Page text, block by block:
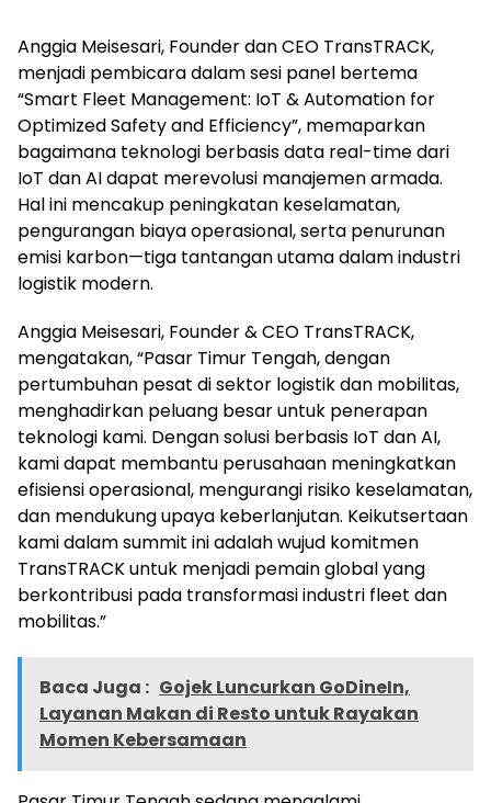
Anggia Meisesari, Founder dan CEO TransTRACK,
menjadi pembicara dalam sesi panel bertema
“Smart Fleet Management: IoT & Automation for
Optimized Safety and Efficiency”, memaparkan
bagaimana teknologi berbasis data real-time dari
IoT dan AI dapat merevolusi manajemen armada.
Hal ini mencakup peningkatan keselamatan,
pengurangan biaya operasional, serta penurunan
emisi karbon—tiga tantangan utama dalam industri
logistik modern.
Anggia Meisesari, Founder & CEO TransTRACK,
mengatakan, “Pasar Timur Tengah, dengan
pertumbuhan pesat di sektor logistik dan mobilitas,
menghadirkan peluang besar untuk penerapan
teknologi kami. Dengan solusi berbasis IoT dan AI,
kami dapat membantu perusahaan meningkatkan
efisiensi operasional, mengurangi risiko keselamatan,
dan mendukung upaya keberlanjutan. Keikutsertaan
kami dalam summit ini adalah wujud komitmen
TransTRACK untuk menjadi pemain global yang
berkontribusi pada transformasi industri fleet dan
mobilitas.”
Baca Juga : Gojek Luncurkan GoDineIn,
Layanan Makan di Resto untuk Rayakan
Momen Kebersamaan